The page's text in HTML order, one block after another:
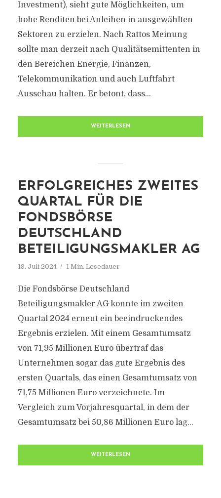
Investment), sieht gute Möglichkeiten, um
hohe Renditen bei Anleihen in ausgewählten
Sektoren zu erzielen. Nach Rattos Meinung
sollte man derzeit nach Qualitätsemittenten in
den Bereichen Energie, Finanzen,
Telekommunikation und auch Luftfahrt
Ausschau halten. Er betont, dass...
WEITERLESEN
ERFOLGREICHES ZWEITES
QUARTAL FÜR DIE
FONDSBÖRSE
DEUTSCHLAND
BETEILIGUNGSMAKLER AG
19. Juli 2024 1 Min. Lesedauer
Die Fondsbörse Deutschland
Beteiligungsmakler AG konnte im zweiten
Quartal 2024 erneut ein beeindruckendes
Ergebnis erzielen. Mit einem Gesamtumsatz
von 71,95 Millionen Euro übertraf das
Unternehmen sogar das gute Ergebnis des
ersten Quartals, das einen Gesamtumsatz von
71,75 Millionen Euro verzeichnete. Im
Vergleich zum Vorjahresquartal, in dem der
Gesamtumsatz bei 50,86 Millionen Euro lag...
WEITERLESEN